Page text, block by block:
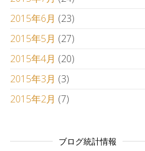
2015年6月 (23)
2015年5月 (27)
2015年4月 (20)
2015年3月 (3)
2015年2月 (7)
ブログ統計情報